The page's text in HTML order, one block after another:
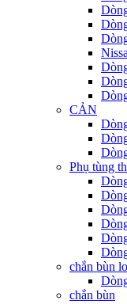
CẢN
Phụ tùng
chắn bùn
chắn bùn